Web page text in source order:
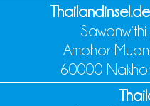
Amphor
60000